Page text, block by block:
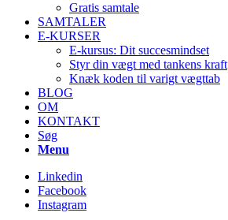
Gratis samtale
SAMTALER
E-KURSER
E-kursus: Dit succesmindset
Styr din vægt med tankens kraft
Knæk koden til varigt vægttab
BLOG
OM
KONTAKT
Søg
Menu
Linkedin
Facebook
Instagram